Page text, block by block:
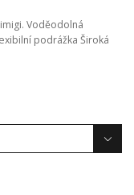
Voděodolná
podrážka Široká